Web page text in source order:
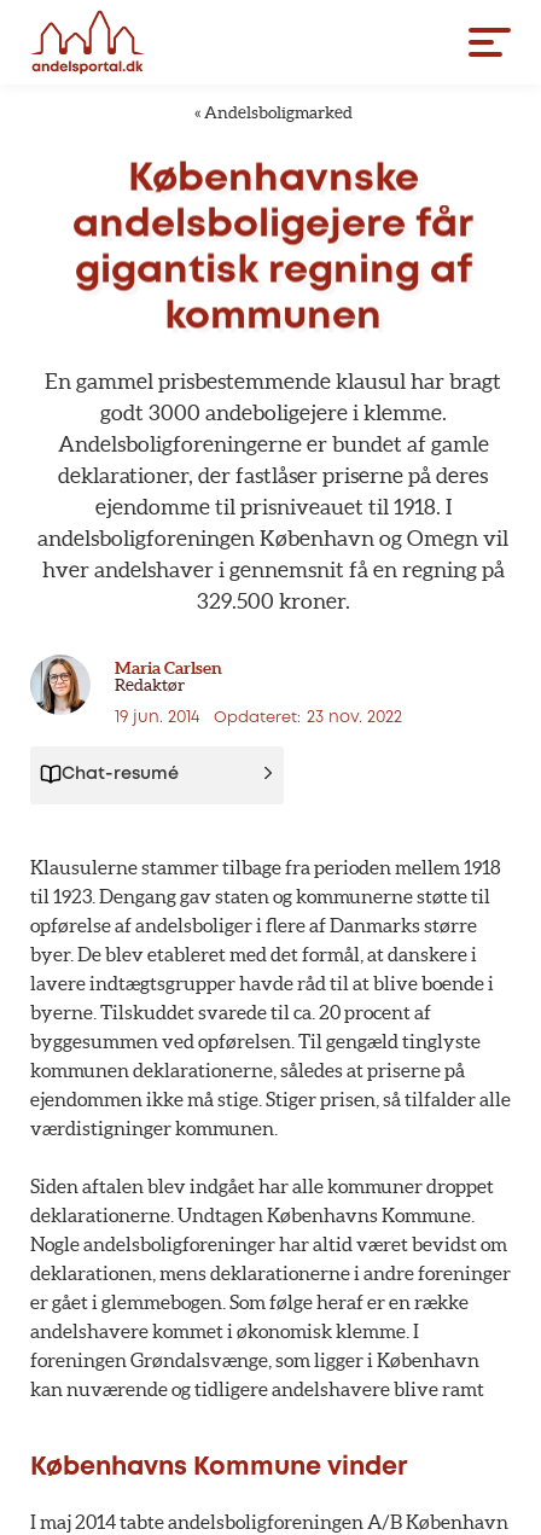
« Andelsboligmarked
Københavnske
andelsboligejere får
gigantisk regning af
kommunen
En gammel prisbestemmende klausul har bragt
godt 3000 andeboligejere i klemme.
Andelsboligforeningerne er bundet af gamle
deklarationer, der fastlåser priserne på deres
ejendomme til prisniveauet til 1918. I
andelsboligforeningen København og Omegn vil
hver andelshaver i gennemsnit få en regning på
329.500 kroner.
Maria Carlsen
Redaktør
19 jun. 2014 Opdateret: 23 nov. 2022
Chat-resumé
Klausulerne stammer tilbage fra perioden mellem 1918
til 1923. Dengang gav staten og kommunerne støtte til
opførelse af andelsboliger i flere af Danmarks større
byer. De blev etableret med det formål, at danskere i
lavere indtægtsgrupper havde råd til at blive boende i
byerne. Tilskuddet svarede til ca. 20 procent af
byggesummen ved opførelsen. Til gengæld tinglyste
kommunen deklarationerne, således at priserne på
ejendommen ikke må stige. Stiger prisen, så tilfalder alle
værdistigninger kommunen.
Siden aftalen blev indgået har alle kommuner droppet
deklarationerne. Undtagen Københavns Kommune.
Nogle andelsboligforeninger har altid været bevidst om
deklarationen, mens deklarationerne i andre foreninger
er gået i glemmebogen. Som følge heraf er en række
andelshavere kommet i økonomisk klemme. I
foreningen Grøndalsvænge, som ligger i København
kan nuværende og tidligere andelshavere blive ramt
Københavns Kommune vinder
I maj 2014 tabte andelsboligforeningen A/B København